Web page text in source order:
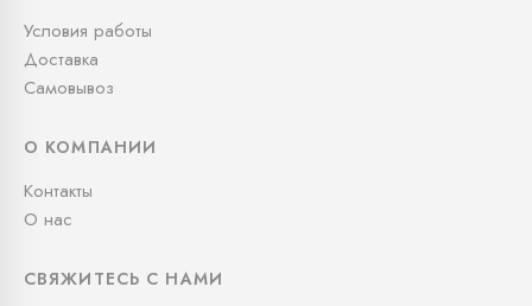
Условия работы
Доставка
Самовывоз
О КОМПАНИИ
Контакты
О нас
СВЯЖИТЕСЬ С НАМИ